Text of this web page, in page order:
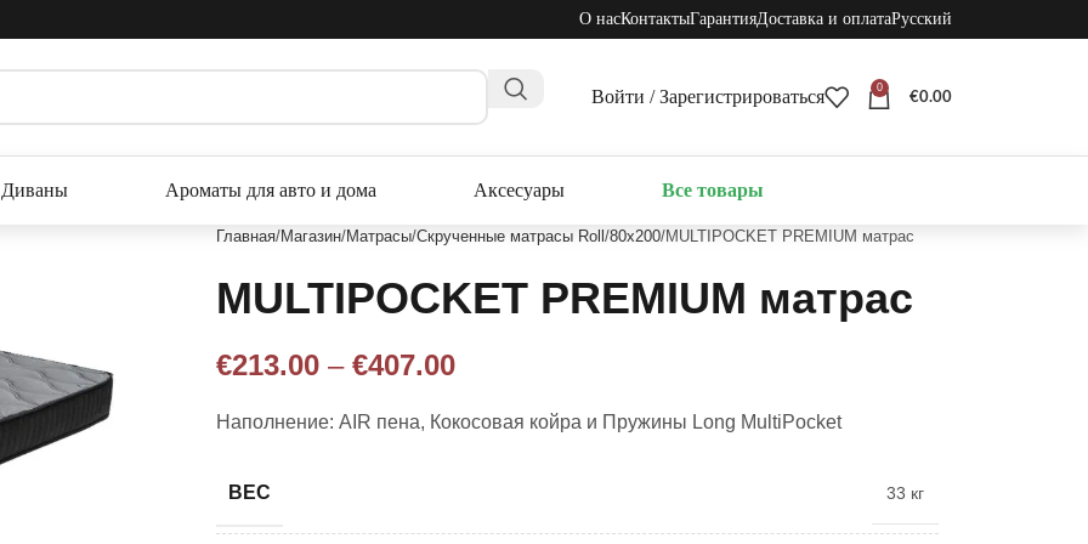
О насКонтактыГарантияДоставка и оплатаРусский
Войти / Зарегистрироваться 0
€0.00
Диваны Ароматы для авто и дома Аксесуары Все товары
Главная Магазин Матрасы Скрученные матрасы Roll 80x200 MULTIPOCKET PREMIUM матрас
MULTIPOCKET PREMIUM матрас
€213.00 – €407.00
Наполнение: AIR пена, Кокосовая койра и Пружины Long MultiPocket
ВЕС 33 кг